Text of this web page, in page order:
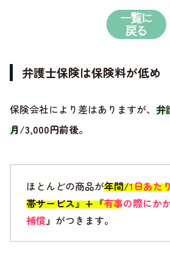
弁護士保険は保険料が低め
保険会社により差はありますが、 弁
月/3,000円前後。
ほとんどの商品が年間/1日あた
帯サービス』+『有事の際にか
補償』 がつきます。